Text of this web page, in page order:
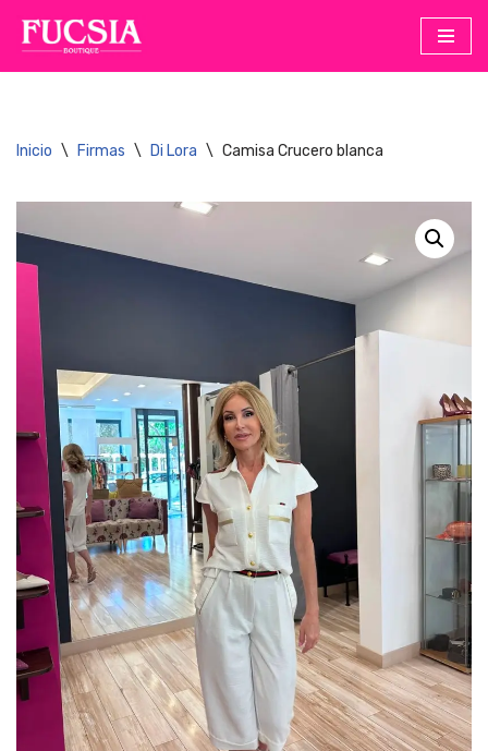
Saltar
Inicio \ Firmas \ Di Lora \ Camisa Crucero blanca